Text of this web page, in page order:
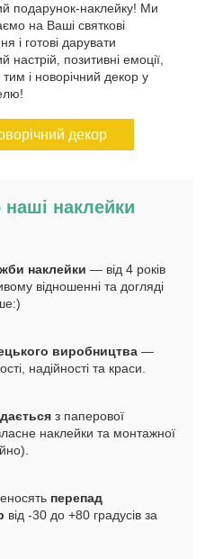
подарунок-наклейку! Ми
на Ваші святкові
і готові дарувати
настрій, позитивні емоції,
і новорічний декор у
декор
наклейки
наклейки — від 4 років
відношенні та догляді
виробництва —
надійності та краси.
з паперової
наклейки та монтажної
перепад
від -30 до +80 градусів за